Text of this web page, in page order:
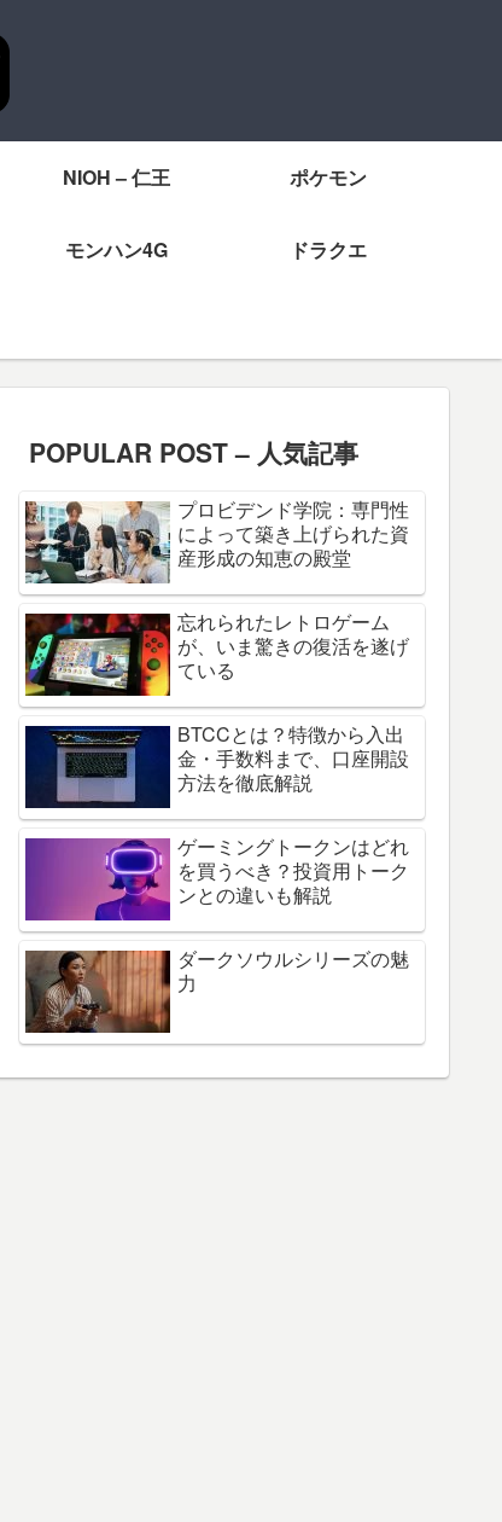
NIOH – 仁王 ポケモン
モンハン4G ドラクエ
POPULAR POST – 人気記事
プロビデンド学院：専門性
によって築き上げられた資
産形成の知恵の殿堂
忘れられたレトロゲーム
が、いま驚きの復活を遂げ
ている
BTCCとは？特徴から入出
金・手数料まで、口座開設
方法を徹底解説
ゲーミングトークンはどれ
を買うべき？投資用トーク
ンとの違いも解説
ダークソウルシリーズの魅
力